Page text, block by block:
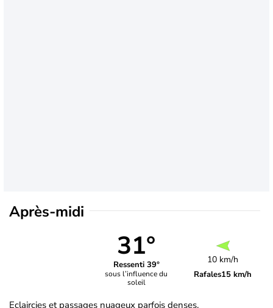
Après-midi
31°
Ressenti 39°
sous l’influence du
soleil
10 km/h
Rafales15 km/h
Eclaircies et passages nuageux parfois denses.